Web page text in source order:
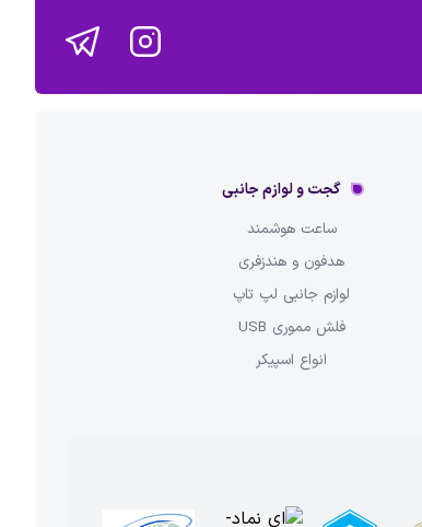
گجت و لوازم جانبی
ساعت هوشمند
هدفون و هندزفری
لوازم جانبی لپ تاپ
فلش مموری USB
انواع اسپیکر